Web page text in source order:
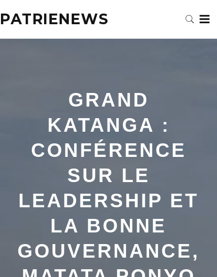
PATRIENEWS
GRAND
KATANGA :
CONFÉRENCE
SUR LE
LEADERSHIP ET
LA BONNE
GOUVERNANCE,